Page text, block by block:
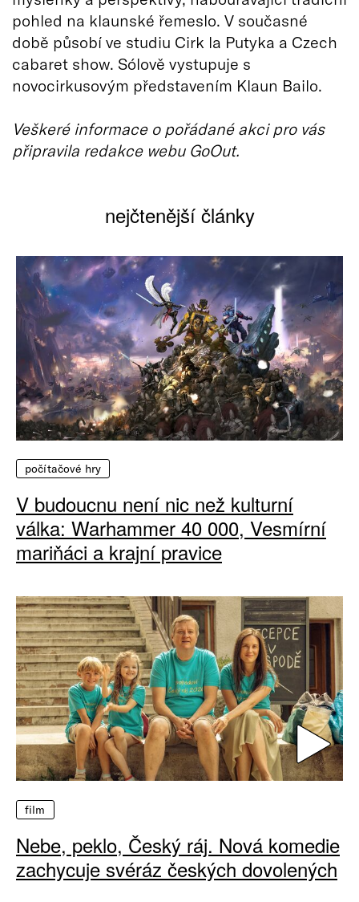
pohled na klaunské řemeslo. V současné
době působí ve studiu Cirk la Putyka a Czech
cabaret show. Sólově vystupuje s
novocirkusovým představením Klaun Bailo.
Veškeré informace o pořádané akci pro vás
připravila redakce webu GoOut.
nejčtenější články
počítačové hry
V budoucnu není nic než kulturní
válka: Warhammer 40 000, Vesmírní
mariňáci a krajní pravice
film
Nebe, peklo, Český ráj. Nová komedie
zachycuje svéráz českých dovolených